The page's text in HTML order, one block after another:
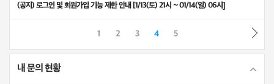
(공지) 로그인 및 회원가입 기능 제한 안내 [1/13(토) 21시 ~ 01/14(일) 06시]
1 2 3 4 5
내 문의 현황